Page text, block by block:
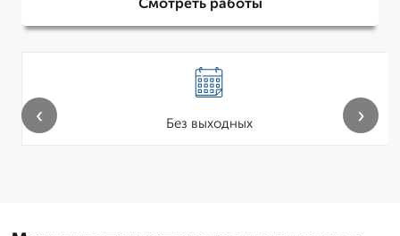
Без выходных
‹ ›